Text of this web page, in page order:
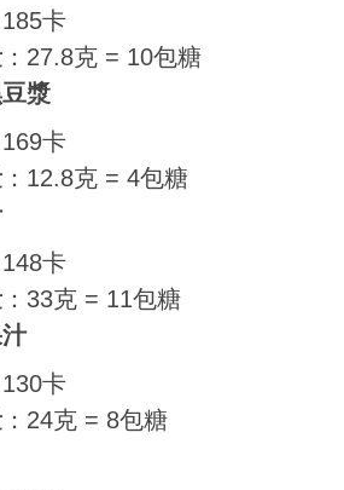
185卡
：27.8克 = 10包糖
漿
169卡
：12.8克 = 4包糖
148卡
：33克 = 11包糖
130卡
：24克 = 8包糖